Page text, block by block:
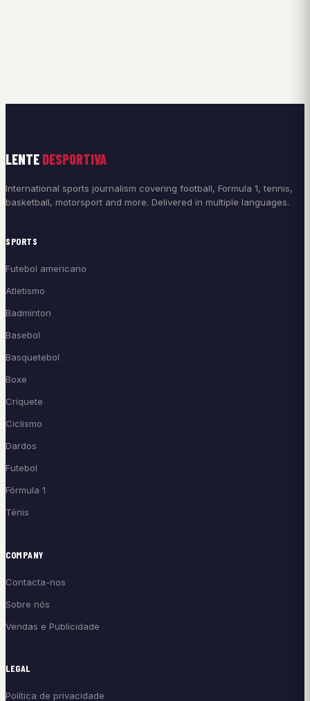
LENTE DESPORTIVA
International sports journalism covering football, Formula 1, tennis,
basketball, motorsport and more. Delivered in multiple languages.
SPORTS
Futebol americano
Atletismo
Badminton
Basebol
Basquetebol
Boxe
Críquete
Ciclismo
Dardos
Futebol
Fórmula 1
Ténis
COMPANY
Contacta-nos
Sobre nós
Vendas e Publicidade
LEGAL
Política de privacidade